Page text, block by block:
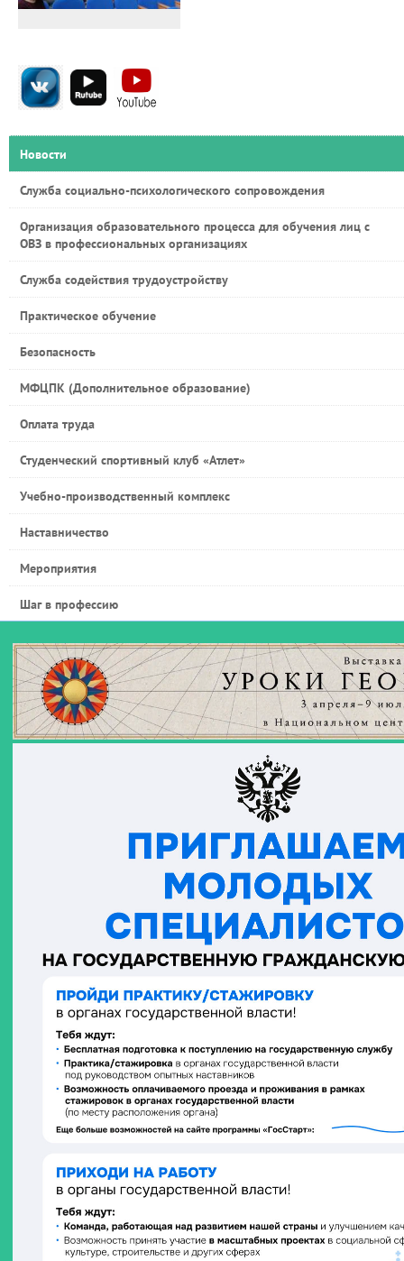
Новости
Служба социально-психологического сопровождения
Организация образовательного процесса для обучения лиц с
ОВЗ в профессиональных организациях
Служба содействия трудоустройству
Практическое обучение
Безопасность
МФЦПК (Дополнительное образование)
Оплата труда
Студенческий спортивный клуб «Атлет»
Учебно-производственный комплекс
Наставничество
Мероприятия
Шаг в профессию